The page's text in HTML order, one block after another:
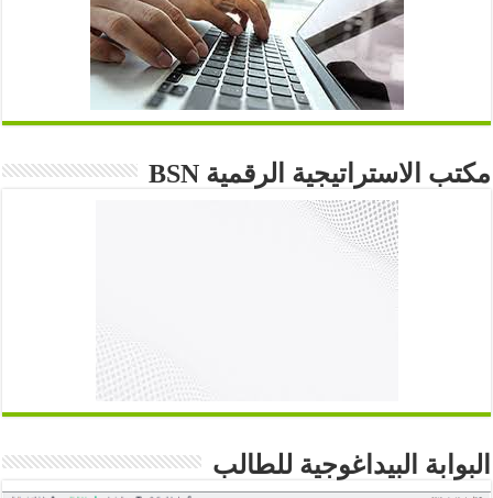
مكتب الاستراتيجية الرقمية BSN
البوابة البيداغوجية للطالب